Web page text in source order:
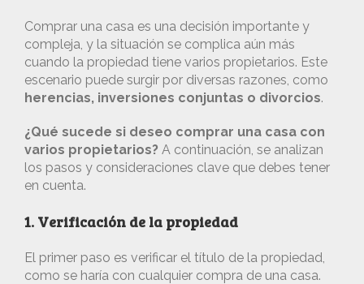
Comprar una casa es una decisión importante y
compleja, y la situación se complica aún más
cuando la propiedad tiene varios propietarios. Este
escenario puede surgir por diversas razones, como
herencias, inversiones conjuntas o divorcios.
¿Qué sucede si deseo comprar una casa con
varios propietarios? A continuación, se analizan
los pasos y consideraciones clave que debes tener
en cuenta.
1. Verificación de la propiedad
El primer paso es verificar el título de la propiedad,
como se haría con cualquier compra de una casa.